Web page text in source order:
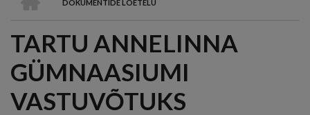
DOKUMENTIDE LOETELU
TARTU ANNELINNA
GÜMNAASIUMI
VASTUVÕTUKS